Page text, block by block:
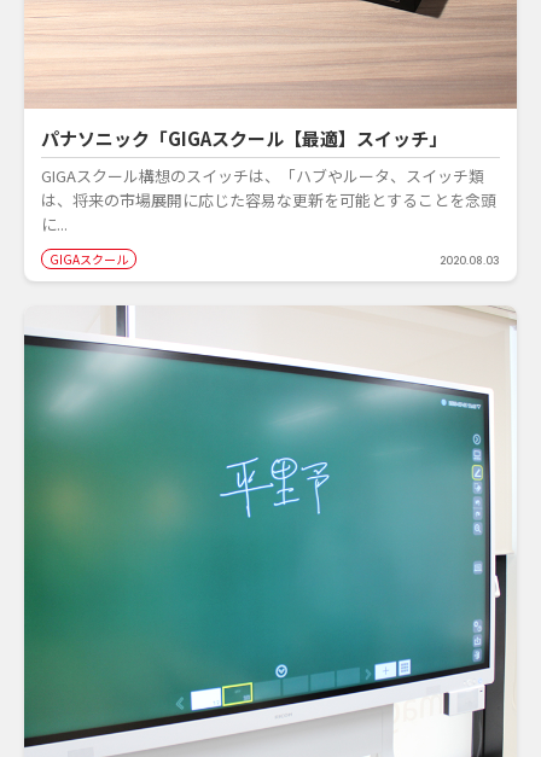
パナソニック「GIGAスクール【最適】スイッチ」
GIGAスクール構想のスイッチは、「ハブやルータ、スイッチ類
は、将来の市場展開に応じた容易な更新を可能とすることを念頭
に...
GIGAスクール 2020.08.03